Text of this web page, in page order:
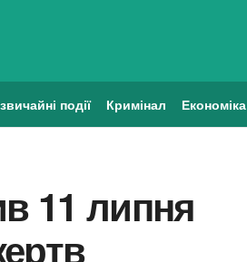
події Кримінал Економіка
11 липня